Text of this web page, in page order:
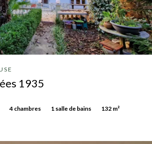
1935
4 chambres 1 salle de bains 132 m²